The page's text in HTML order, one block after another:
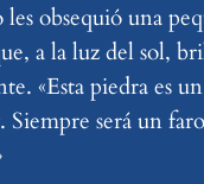
les obsequió una
a la luz del sol,
«Esta piedra es
Siempre será un